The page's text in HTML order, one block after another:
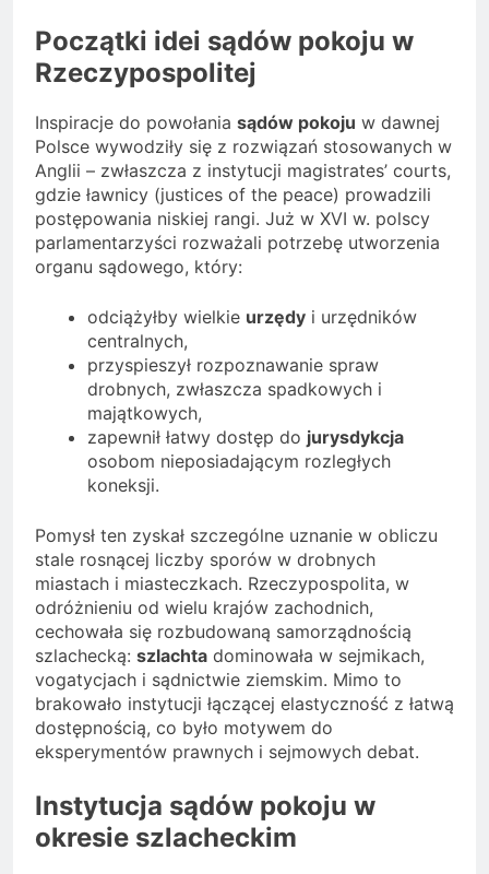
Początki idei sądów pokoju w
Rzeczypospolitej
Inspiracje do powołania sądów pokoju w dawnej
Polsce wywodziły się z rozwiązań stosowanych w
Anglii – zwłaszcza z instytucji magistrates’ courts,
gdzie ławnicy (justices of the peace) prowadzili
postępowania niskiej rangi. Już w XVI w. polscy
parlamentarzyści rozważali potrzebę utworzenia
organu sądowego, który:
odciążyłby wielkie urzędy i urzędników
centralnych,
przyspieszył rozpoznawanie spraw
drobnych, zwłaszcza spadkowych i
majątkowych,
zapewnił łatwy dostęp do jurysdykcja
osobom nieposiadającym rozległych
koneksji.
Pomysł ten zyskał szczególne uznanie w obliczu
stale rosnącej liczby sporów w drobnych
miastach i miasteczkach. Rzeczypospolita, w
odróżnieniu od wielu krajów zachodnich,
cechowała się rozbudowaną samorządnością
szlachecką: szlachta dominowała w sejmikach,
vogatycjach i sądnictwie ziemskim. Mimo to
brakowało instytucji łączącej elastyczność z łatwą
dostępnością, co było motywem do
eksperymentów prawnych i sejmowych debat.
Instytucja sądów pokoju w
okresie szlacheckim